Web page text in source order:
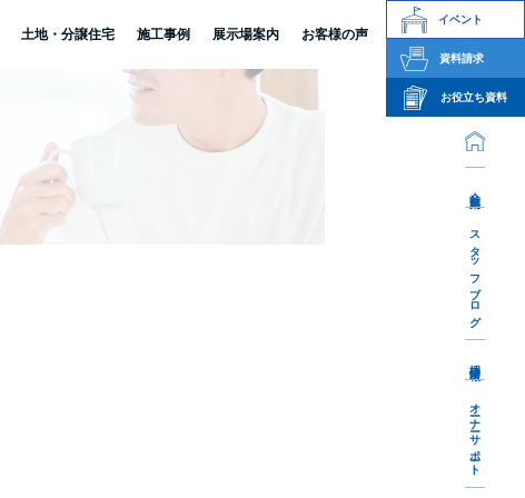
土地・分譲住宅 施工事例 展示場案内 お客様の声
イベント
資料請求
お役立ち資料
スタッフブログ
オーナーサポート